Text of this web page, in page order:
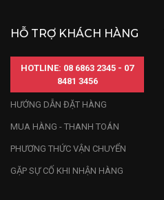
HỖ TRỢ KHÁCH HÀNG
HOTLINE: 08 6863 2345 - 07
8481 3456
HƯỚNG DẪN ĐẶT HÀNG
MUA HÀNG - THANH TOÁN
PHƯƠNG THỨC VẬN CHUYỂN
GẶP SỰ CỐ KHI NHẬN HÀNG